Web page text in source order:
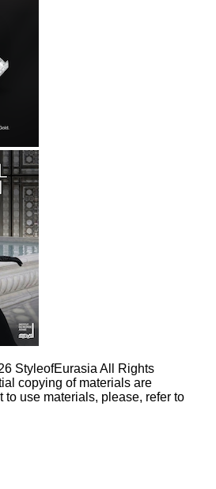
StyleofEurasia All Rights
copying of materials are
to use materials, please, refer to